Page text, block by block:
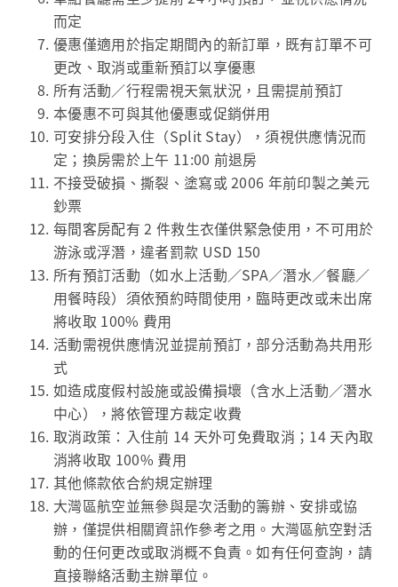
而定
優惠僅適用於指定期間內的新訂單，既有訂單不可
更改、取消或重新預訂以享優惠
所有活動／行程需視天氣狀況，且需提前預訂
本優惠不可與其他優惠或促銷併用
可安排分段入住（Split Stay），須視供應情況而
定；換房需於上午 11:00 前退房
不接受破損、撕裂、塗寫或 2006 年前印製之美元
鈔票
每間客房配有 2 件救生衣僅供緊急使用，不可用於
游泳或浮潛，違者罰款 USD 150
所有預訂活動（如水上活動／SPA／潛水／餐廳／
用餐時段）須依預約時間使用，臨時更改或未出席
將收取 100% 費用
活動需視供應情況並提前預訂，部分活動為共用形
式
如造成度假村設施或設備損壞（含水上活動／潛水
中心），將依管理方裁定收費
取消政策：入住前 14 天外可免費取消；14 天內取
消將收取 100% 費用
其他條款依合約規定辦理
大灣區航空並無參與是次活動的籌辦、安排或協
辦，僅提供相關資訊作參考之用。大灣區航空對活
動的任何更改或取消概不負責。如有任何查詢，請
直接聯絡活動主辦單位。